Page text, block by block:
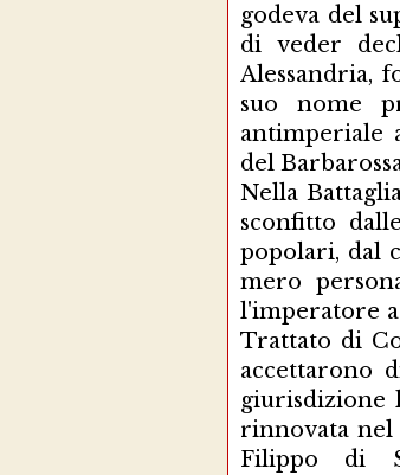
godeva del
di veder
Alessandria,
suo nome
antimperiale
del
Nella
sconfitto
popolari, dal
mero
l'imperatore
Trattato di
accettarono
giurisdizione
rinnovata nel
Filippo di